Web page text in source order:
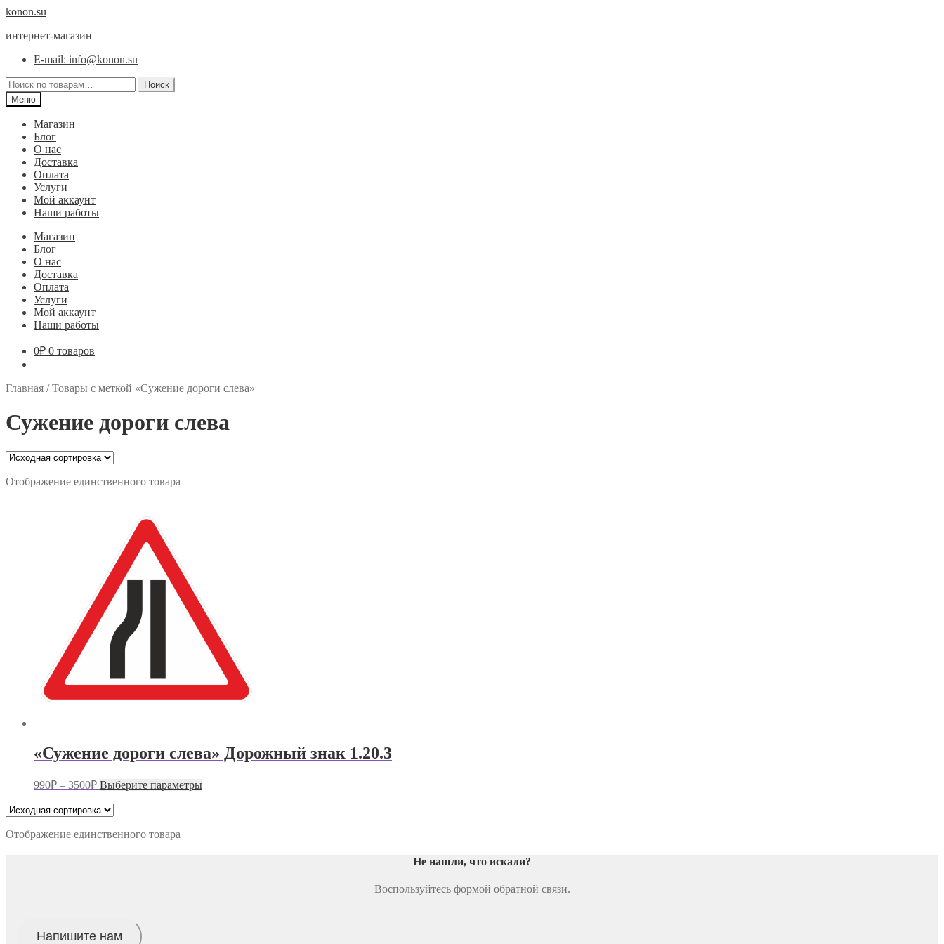
Перейти
навигации
Перейти
содержимому
konon.su
интернет-магазин
E-mail: info@konon.su
Искать:
Поиск
Меню
Магазин
Блог
О нас
Доставка
Оплата
Услуги
Мой аккаунт
Наши работы
Магазин
Блог
О нас
Доставка
Оплата
Услуги
Мой аккаунт
Наши работы
0₽ 0 товаров
Главная /Товары с меткой «Сужение дороги слева»
Сужение дороги слева
Отображение единственного товара
«Сужение дороги слева» Дорожный знак 1.20.3
990₽ – 3500₽Диапазон
990₽
3500₽
Выберите параметрыЭтот
Отображение единственного товара
Не нашли, что искали?
Воспользуйтесь формой обратной связи.
Напишите нам